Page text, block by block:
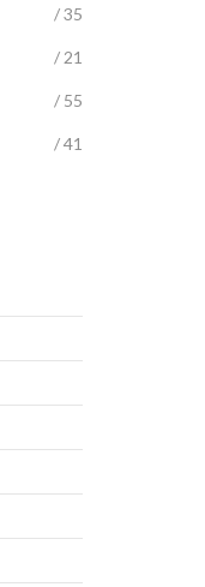
/ 35
/ 21
/ 55
/ 41